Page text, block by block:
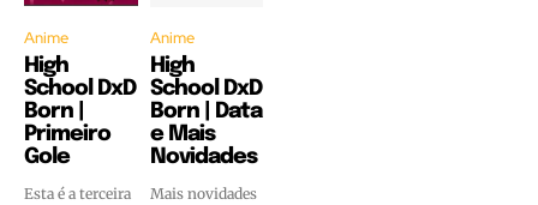
Anime
High
School DxD
Born |
Primeiro
Gole
Esta é a terceira
Anime
High
School DxD
Born | Data
e Mais
Novidades
Mais novidades